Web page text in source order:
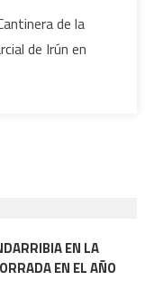
de la
de Irún en
EN LA
EN EL AÑO